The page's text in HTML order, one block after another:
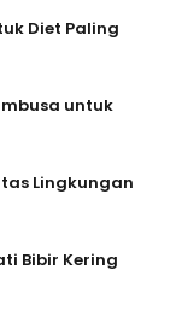
Diet Paling
untuk
Lingkungan
Bibir Kering